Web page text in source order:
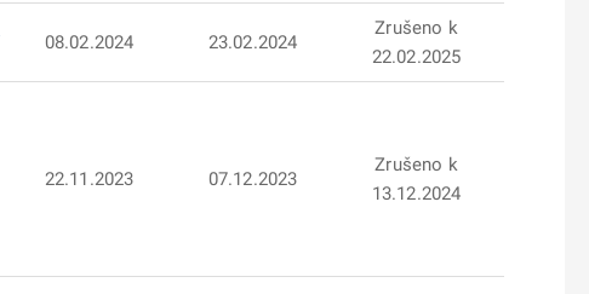
08.02.2024 23.02.2024
Zrušeno k
22.02.2025
22.11.2023 07.12.2023
Zrušeno k
13.12.2024